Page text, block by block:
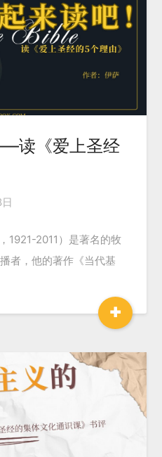
读《爱上圣经
1921-2011）是著名的牧
者，他的著作《当代基
+